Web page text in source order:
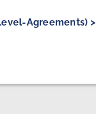
Agreements) >